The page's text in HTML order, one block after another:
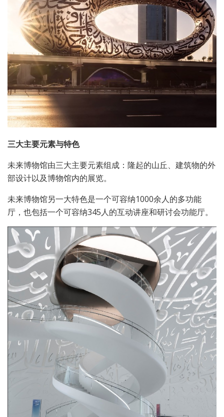
三大主要元素与特色
未来博物馆由三大主要元素组成：隆起的山丘、建筑物的外
部设计以及博物馆内的展览。
未来博物馆另一大特色是一个可容纳1000余人的多功能
厅，也包括一个可容纳345人的互动讲座和研讨会功能厅。